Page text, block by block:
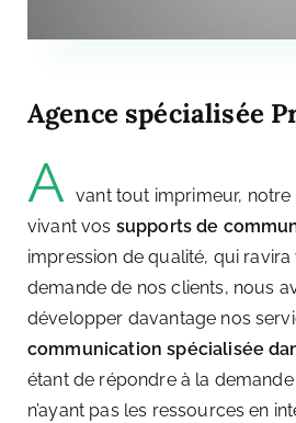
Agence spécialisée
A vant tout imprimeur,
vivant vos supports de
impression de qualité, qui ravira
demande de nos clients, nous
développer davantage nos
communication spécialisée
étant de répondre à la
n’ayant pas les ressources en